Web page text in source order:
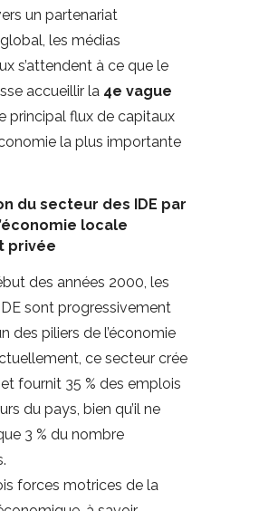
un partenariat
les médias
s’attendent à ce que le
accueillir la 4e vague
principal flux de capitaux
la plus importante
du secteur des IDE par
locale
privée
des années 2000, les
sont progressivement
des piliers de l’économie
ce secteur crée
et fournit 35 % des emplois
du pays, bien qu’il ne
3 % du nombre
forces motrices de la